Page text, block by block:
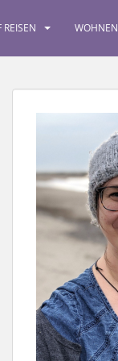
REISEN WOHNEN